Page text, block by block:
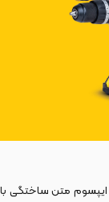
ایپسوم متن ساختگی با